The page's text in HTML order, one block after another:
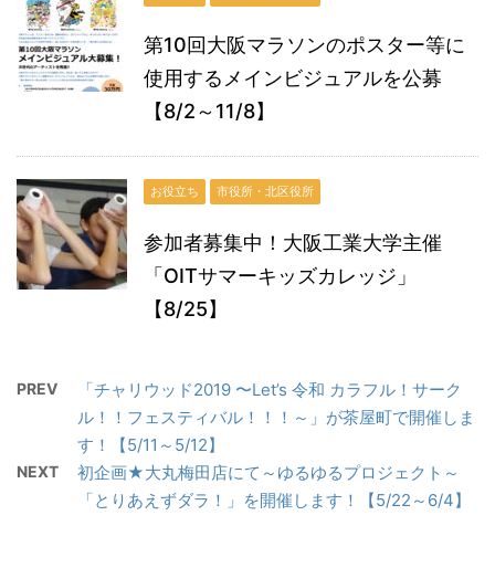
第10回大阪マラソンのポスター等に
使用するメインビジュアルを公募
【8/2～11/8】
お役立ち 市役所・北区役所
参加者募集中！大阪工業大学主催
「OITサマーキッズカレッジ」
【8/25】
PREV
「チャリウッド2019 〜Let’s 令和 カラフル！サーク
ル！！フェスティバル！！！～」が茶屋町で開催しま
す！【5/11～5/12】
NEXT
初企画★大丸梅田店にて～ゆるゆるプロジェクト～
「とりあえずダラ！」を開催します！【5/22～6/4】